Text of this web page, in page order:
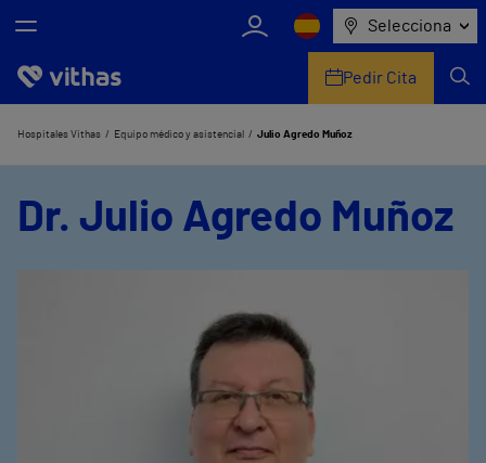
Selecciona
Nosotros
Pedir Cita
Hospitales Vithas Equipo médico y asistencial Julio Agredo Muñoz
Dr. Julio Agredo Muñoz